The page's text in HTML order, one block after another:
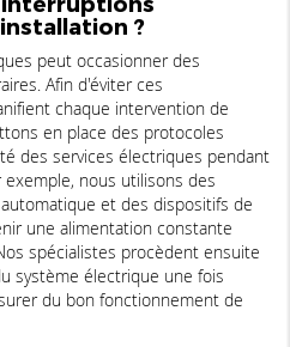
?
peut occasionner des
Afin d'éviter ces
chaque intervention de
en place des protocoles
des services électriques pendant
nous utilisons des
et des dispositifs de
une alimentation constante
spécialistes procèdent ensuite
système électrique une fois
du bon fonctionnement de